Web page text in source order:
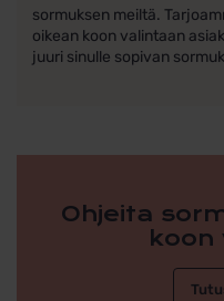
sormuksen meiltä.
oikean koon valintaan
juuri sinulle sopivan
Ohjeita